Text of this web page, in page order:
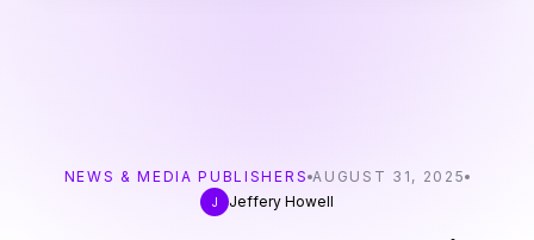
NEWS & MEDIA PUBLISHERS AUGUST 31, 2025
J
Jeffery Howell